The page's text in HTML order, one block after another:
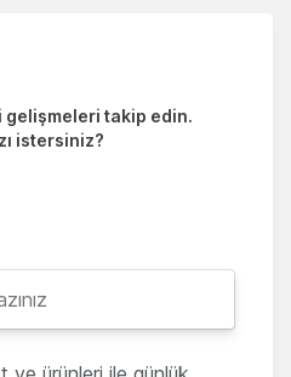
gelişmeleri takip edin.
istersiniz?